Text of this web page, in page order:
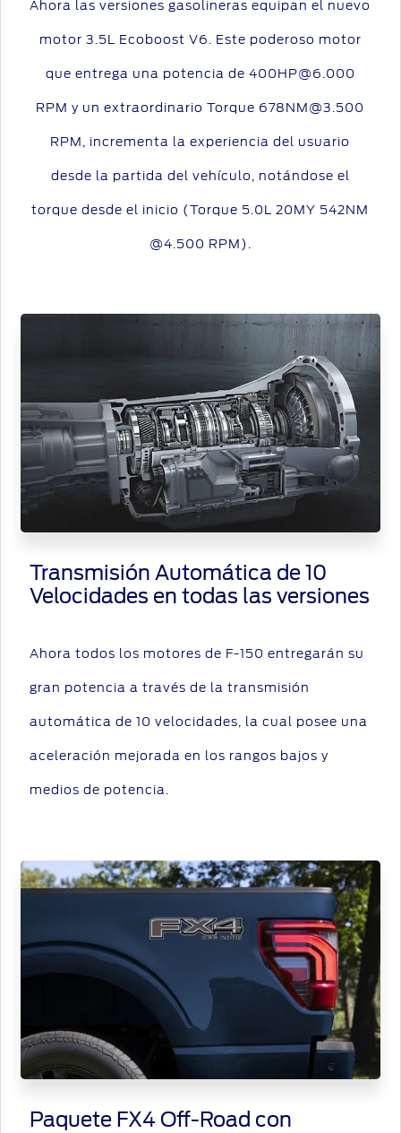
Ahora las versiones gasolineras equipan el nuevo
motor 3.5L Ecoboost V6. Este poderoso motor
que entrega una potencia de 400HP@6.000
RPM y un extraordinario Torque 678NM@3.500
RPM, incrementa la experiencia del usuario
desde la partida del vehículo, notándose el
torque desde el inicio (Torque 5.0L 20MY 542NM
@4.500 RPM).
Transmisión Automática de 10
Velocidades en todas las versiones
Ahora todos los motores de F-150 entregarán su
gran potencia a través de la transmisión
automática de 10 velocidades, la cual posee una
aceleración mejorada en los rangos bajos y
medios de potencia.
Paquete FX4 Off-Road con